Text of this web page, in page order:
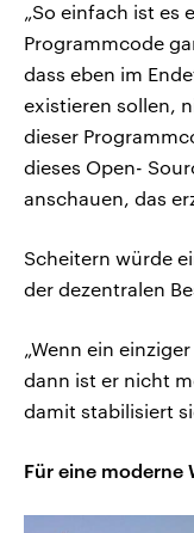
„So einfach ist es
Programmcode
dass eben im
existieren sollen,
dieser
dieses Open-
anschauen, das
Scheitern würde
der dezentralen
„Wenn ein
dann ist er nicht
damit stabilisiert
Für eine moderne